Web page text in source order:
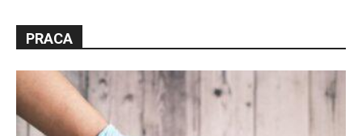
PRACA